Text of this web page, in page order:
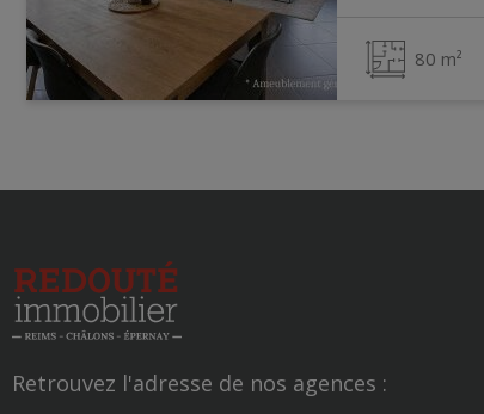
80 m²
Retrouvez l'adresse de nos agences :